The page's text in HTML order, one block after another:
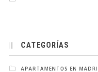
CATEGORÍAS
APARTAMENTOS EN